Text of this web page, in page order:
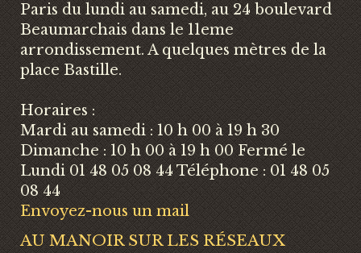
Paris du lundi au samedi, au 24 boulevard
Beaumarchais dans le 11eme
arrondissement. A quelques mètres de la
place Bastille.
Horaires :
Mardi au samedi : 10 h 00 à 19 h 30
Dimanche : 10 h 00 à 19 h 00 Fermé le
Lundi 01 48 05 08 44 Téléphone : 01 48 05
08 44
Envoyez-nous un mail
AU MANOIR SUR LES RÉSEAUX